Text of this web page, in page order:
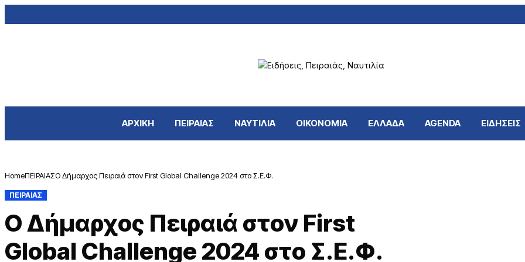
ΑΡΧΙΚΗ ΠΕΙΡΑΙΑΣ ΝΑΥΤΙΛΙΑ ΟΙΚΟΝΟΜΙΑ ΕΛΛΑΔΑ AGENDA ΕΙΔΗΣΕΙΣ
HomeΠΕΙΡΑΙΑΣΟ Δήμαρχος Πειραιά στον First Global Challenge 2024 στο Σ.Ε.Φ.
ΠΕΙΡΑΙΑΣ
Ο Δήμαρχος Πειραιά στον First
Global Challenge 2024 στο Σ.Ε.Φ.